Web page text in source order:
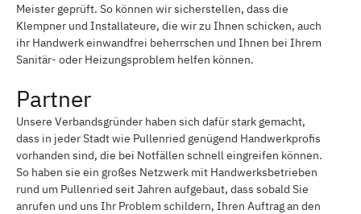
Meister geprüft. So können wir sicherstellen, dass die
Klempner und Installateure, die wir zu Ihnen schicken, auch
ihr Handwerk einwandfrei beherrschen und Ihnen bei Ihrem
Sanitär- oder Heizungsproblem helfen können.
Partner
Unsere Verbandsgründer haben sich dafür stark gemacht,
dass in jeder Stadt wie Pullenried genügend Handwerkprofis
vorhanden sind, die bei Notfällen schnell eingreifen können.
So haben sie ein großes Netzwerk mit Handwerksbetrieben
rund um Pullenried seit Jahren aufgebaut, dass sobald Sie
anrufen und uns Ihr Problem schildern, Ihren Auftrag an den